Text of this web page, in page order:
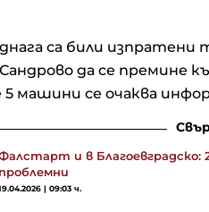
са били
Сандрово да се премине
машини се очаква
и в Благоевградско:
проблемни
| 09:03 ч.